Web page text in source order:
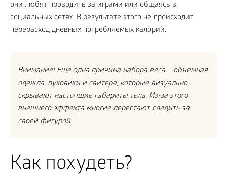
они любят проводить за играми или общаясь в
социальных сетях. В результате этого не происходит
перерасход дневных потребляемых калорий.
Внимание! Еще одна причина набора веса – объемная
одежда, пуховики и свитера, которые визуально
скрывают настоящие габариты тела. Из-за этого
внешнего эффекта многие перестают следить за
своей фигурой.
Как похудеть?